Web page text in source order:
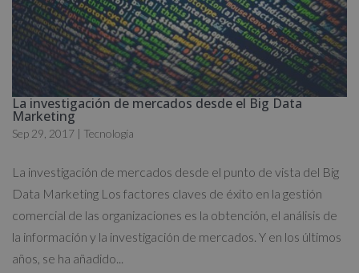
La investigación de mercados desde el Big Data
Marketing
Sep 29, 2017 | Tecnología
La investigación de mercados desde el punto de vista del Big
Data Marketing Los factores claves de éxito en la gestión
comercial de las organizaciones es la obtención, el análisis de
la información y la investigación de mercados. Y en los últimos
años, se ha añadido...